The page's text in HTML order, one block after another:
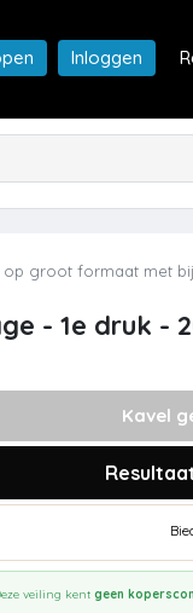
Inloggen
groot formaat met
- 1e druk -
Kavel
veiling kent geen